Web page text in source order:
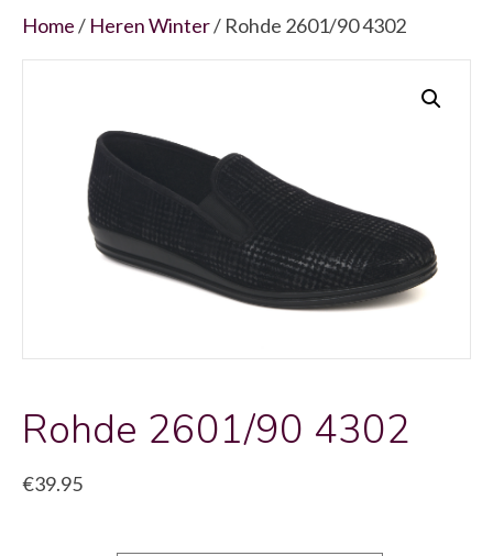
Home/ Heren Winter/ Rohde 2601/90 4302
Rohde 2601/90 4302
€39.95